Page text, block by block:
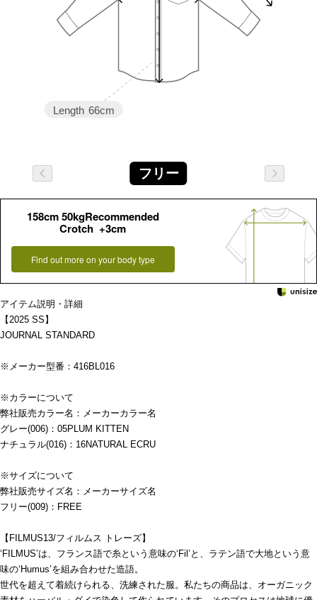
Length 66cm
フリー
158cm 50kgRecommended
Crotch +3cm
Find out more on your body type
アイテム説明・詳細
【2025 SS】
JOURNAL STANDARD
※メーカー型番：416BL016
※カラーについて
弊社販売カラー名：メーカーカラー名
グレー(006)：05PLUM KITTEN
ナチュラル(016)：16NATURAL ECRU
※サイズについて
弊社販売サイズ名：メーカーサイズ名
フリー(009)：FREE
【FILMUS13/フィルムス トレーズ】
‘FILMUS’は、フランス語で糸という意味の‘Fil’と、ラテン語で大地という意
味の‘Humus’を組み合わせた造語。
世代を超えて着続けられる、洗練された服。私たちの商品は、オーガニック